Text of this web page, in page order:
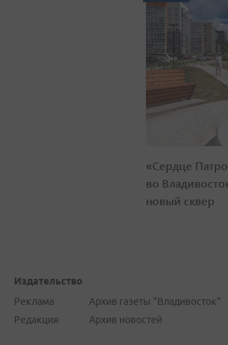
«Сердце
во
новый сквер
Издательство
Реклама
Редакция
Архив газеты "Владивосток"
Архив новостей